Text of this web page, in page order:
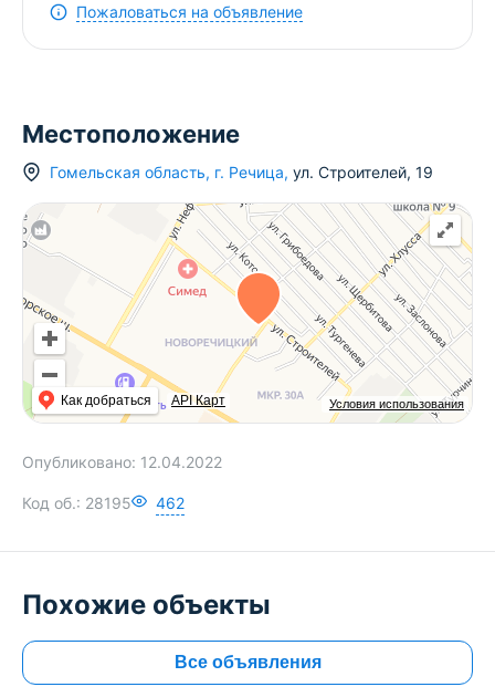
Пожаловаться на объявление
Местоположение
Гомельская область, г. Речица, ул. Строителей, 19
Условия использования
Как добраться API Карт
Опубликовано: 12.04.2022
Код об.: 28195 462
Похожие объекты
Все объявления